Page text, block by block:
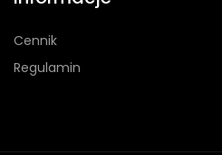
Cennik
Regulamin